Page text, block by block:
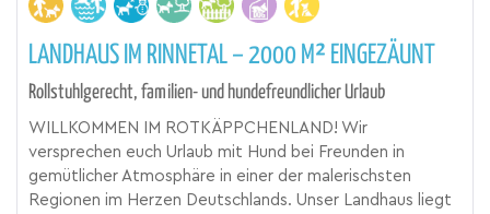
LANDHAUS IM RINNETAL – 2000 M² EINGEZÄUNT
Rollstuhlgerecht, familien- und hundefreundlicher Urlaub
WILLKOMMEN IM ROTKÄPPCHENLAND! Wir
versprechen euch Urlaub mit Hund bei Freunden in
gemütlicher Atmosphäre in einer der malerischsten
Regionen im Herzen Deutschlands. Unser Landhaus liegt